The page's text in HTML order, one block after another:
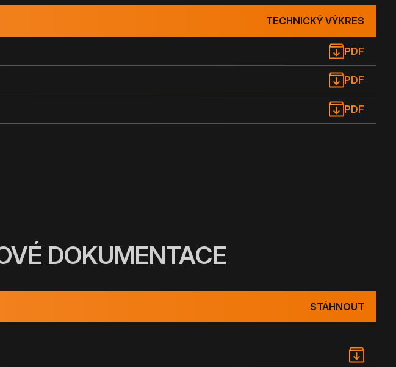
TECHNICKÝ VÝKRES
PDF
PDF
PDF
DOKUMENTACE
STÁHNOUT